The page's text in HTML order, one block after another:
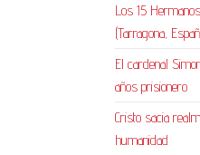
Los 15
(Tarragona,
El cardenal
años prisionero
Cristo sacia
humanidad